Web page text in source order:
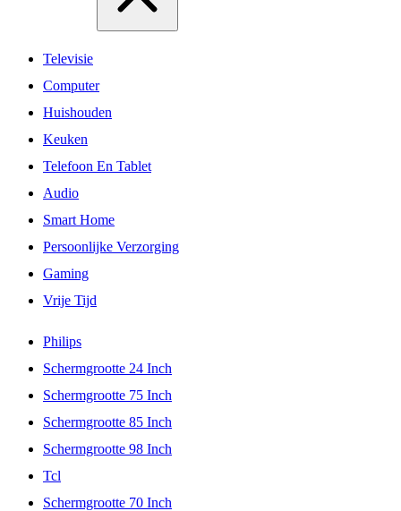
Televisie
Computer
Huishouden
Keuken
Telefoon En Tablet
Audio
Smart Home
Persoonlijke Verzorging
Gaming
Vrije Tijd
Philips
Schermgrootte 24 Inch
Schermgrootte 75 Inch
Schermgrootte 85 Inch
Schermgrootte 98 Inch
Tcl
Schermgrootte 70 Inch